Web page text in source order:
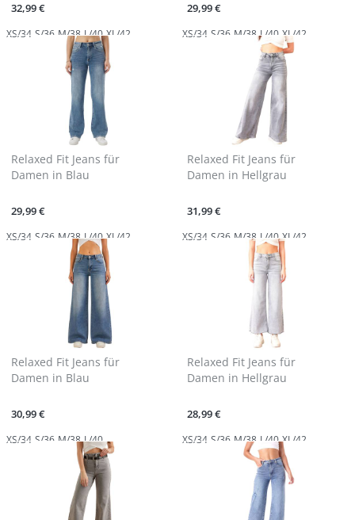
32,99 €
XS/34 S/36 M/38 L/40 XL/42
29,99 €
XS/34 S/36 M/38 L/40 XL/42
Relaxed Fit Jeans für
Damen in Blau
29,99 €
XS/34 S/36 M/38 L/40 XL/42
Relaxed Fit Jeans für
Damen in Hellgrau
31,99 €
XS/34 S/36 M/38 L/40 XL/42
Relaxed Fit Jeans für
Damen in Blau
30,99 €
XS/34 S/36 M/38 L/40
Relaxed Fit Jeans für
Damen in Hellgrau
28,99 €
XS/34 S/36 M/38 L/40 XL/42